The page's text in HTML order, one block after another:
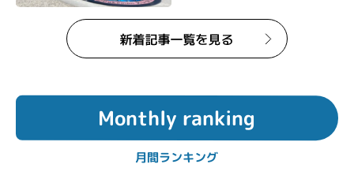
Monthly ranking
月間ランキング